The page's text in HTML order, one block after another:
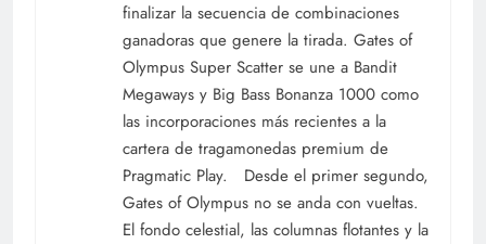
finalizar la secuencia de combinaciones
ganadoras que genere la tirada. Gates of
Olympus Super Scatter se une a Bandit
Megaways y Big Bass Bonanza 1000 como
las incorporaciones más recientes a la
cartera de tragamonedas premium de
Pragmatic Play. Desde el primer segundo,
Gates of Olympus no se anda con vueltas.
El fondo celestial, las columnas flotantes y la